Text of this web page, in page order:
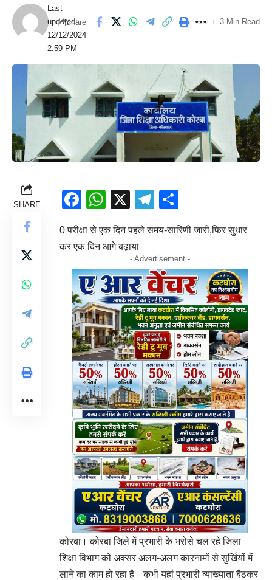
Last
updated:
12/12/2024
2:59 PM
Share 3 Min Read
SHARE Facebook
WhatsApp
X Telegram
0 परीक्षा से एक दिन पहले समय-सारिणी जारी,फिर सुधार
कर एक दिन आगे बढ़ाया
- Advertisement -
कोरबा। कोरबा जिले में प्रभारी के भरोसे चल रहे जिला
शिक्षा विभाग को अक्सर अलग-अलग कारनामों से सुर्खियों में
लाने का काम हो रहा है। कभी यहां प्रभारी व्याख्याता बैठकर